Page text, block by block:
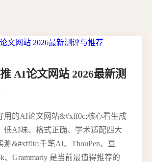
AI论文网站 2026最新测
用的AI论文网站&#xff0c;核心看生成
低AI味、格式正确、学术适配四大
测&#xff0c;千笔AI、ThouPen、豆
、Grammarly 是当前最值得推荐的